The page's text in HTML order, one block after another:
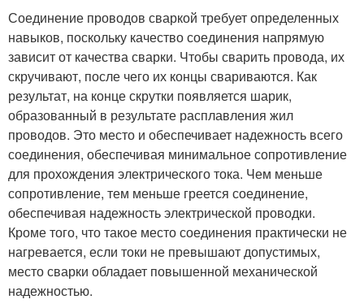
Соединение проводов сваркой требует определенных
навыков, поскольку качество соединения напрямую
зависит от качества сварки. Чтобы сварить провода, их
скручивают, после чего их концы свариваются. Как
результат, на конце скрутки появляется шарик,
образованный в результате расплавления жил
проводов. Это место и обеспечивает надежность всего
соединения, обеспечивая минимальное сопротивление
для прохождения электрического тока. Чем меньше
сопротивление, тем меньше греется соединение,
обеспечивая надежность электрической проводки.
Кроме того, что такое место соединения практически не
нагревается, если токи не превышают допустимых,
место сварки обладает повышенной механической
надежностью.